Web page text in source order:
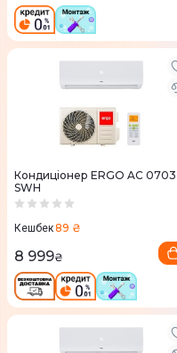
Кондиціонер ERGO AC 0703
SWН
Кешбек89 ₴
8 999₴